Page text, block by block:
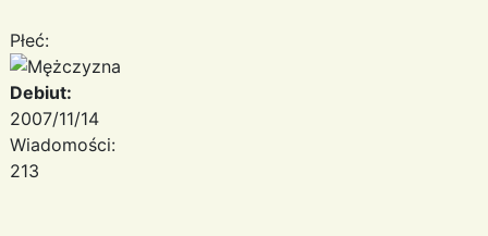
Płeć:
Debiut:
2007/11/14
Wiadomości:
213